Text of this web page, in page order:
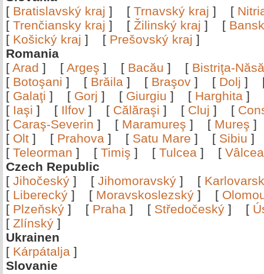
[ Bratislavský kraj ] [ Trnavský kraj ] [
[ Trenčiansky kraj ] [ Žilinský kraj ] [
[ Košický kraj ] [ Prešovský kraj ]
Romania
[ Arad ] [ Argeş ] [ Bacău ] [ Bistriţa-
[ Botoşani ] [ Brăila ] [ Braşov ] [ Dolj ]
[ Galaţi ] [ Gorj ] [ Giurgiu ] [ Harghita ]
[ Iaşi ] [ Ilfov ] [ Călăraşi ] [ Cluj ] [
[ Caraş-Severin ] [ Maramureş ] [ Mureş
[ Olt ] [ Prahova ] [ Satu Mare ] [ Sibiu
[ Teleorman ] [ Timiş ] [ Tulcea ] [
Czech Republic
[ Jihočeský ] [ Jihomoravský ] [
[ Liberecký ] [ Moravskoslezský ] [
[ Plzeňský ] [ Praha ] [ Středočeský ] [
[ Zlínský ]
Ukrainen
[ Kárpátalja ]
Slovanie